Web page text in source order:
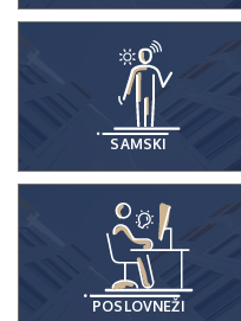
SAMSKI
POSLOVNEŽI